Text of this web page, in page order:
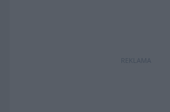
REKLAMA